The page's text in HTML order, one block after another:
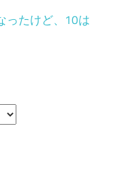
ったけど、10は